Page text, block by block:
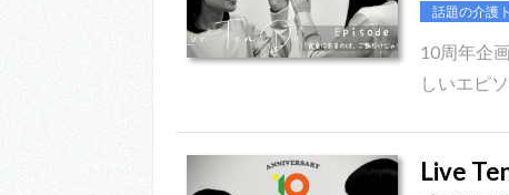
話題の介護
10周年企
しいエピ
Live